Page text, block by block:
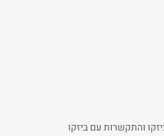
והתקשרות עם ביזקו